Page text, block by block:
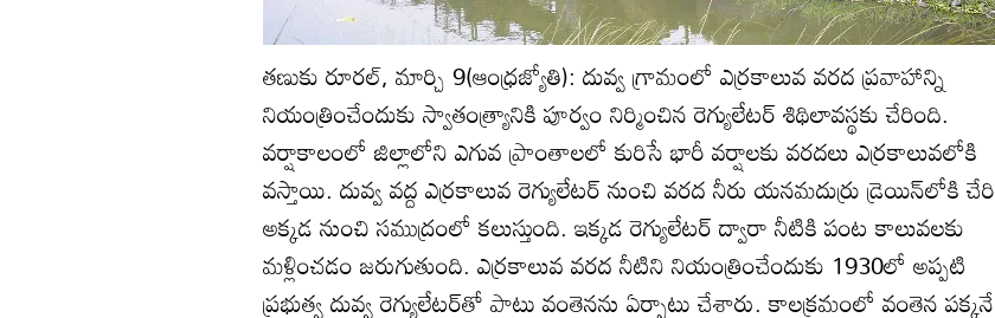
తణుకు రూరల్‌, మార్చి 9(ఆంధ్రజ్యోతి): దువ్వ గ్రామంలో ఎర్రకాలువ వరద ప్రవాహాన్ని
నియంత్రించేందుకు స్వాతంత్ర్యానికి పూర్వం నిర్మించిన రెగ్యులేటర్‌ శిథిలావస్థకు చేరింది.
వర్షాకాలంలో జిల్లాలోని ఎగువ ప్రాంతాలలో కురిసే భారీ వర్షాలకు వరదలు ఎర్రకాలువలోకి
వస్తాయి. దువ్వ వద్ద ఎర్రకాలువ రెగ్యులేటర్‌ నుంచి వరద నీరు యనమదుర్రు డ్రెయిన్‌లోకి చేరి
అక్కడ నుంచి సముద్రంలో కలుస్తుంది. ఇక్కడ రెగ్యులేటర్‌ ద్వారా నీటికి పంట కాలువలకు
మళ్లించడం జరుగుతుంది. ఎర్రకాలువ వరద నీటిని నియంత్రించేందుకు 1930లో అప్పటి
ప్రభుత్వ దువ్వ రెగ్యులేటర్‌తో పాటు వంతెనను ఏర్పాటు చేశారు. కాలక్రమంలో వంతెన పక్కనే